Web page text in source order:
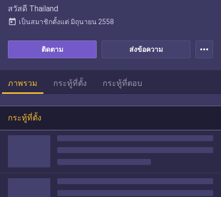
ส่งข้อความ
ติดตาม
สวัสดี Thailand
today เป็นสมาชิกตั้งแต่ มิถุนายน 2558
more_horiz
ภาพรวม กระทู้ที่ตั้ง กระทู้ที่ตอบ
กระทู้ที่ตั้ง